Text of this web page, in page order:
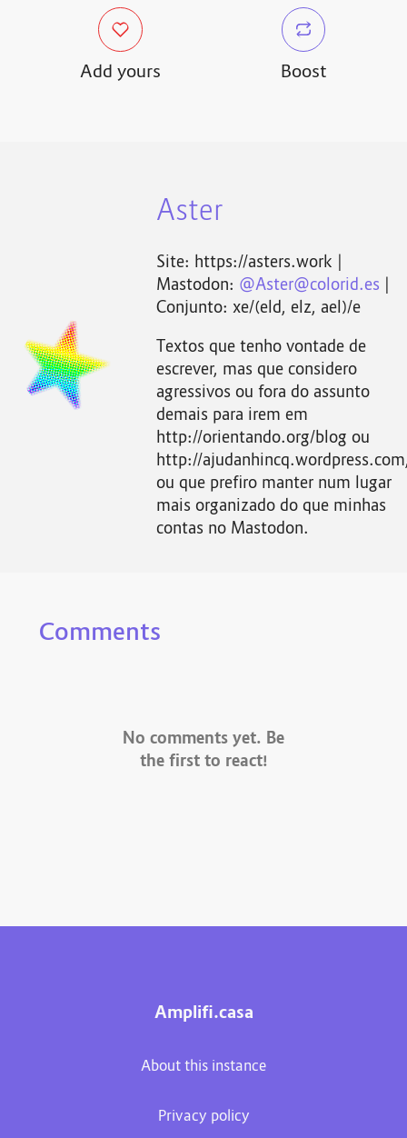
Add yours Boost
Aster
Site: https://asters.work |
Mastodon: @Aster@colorid.es
Conjunto: xe/(eld, elz, ael)/e
Textos que tenho vontade de
escrever, mas que considero
agressivos ou fora do assunto
demais para irem em
http://orientando.org/blog ou
http://
ou que prefiro manter num lugar
mais organizado do que minhas
contas no Mastodon.
Comments
No comments yet. Be
the first to react!
Amplifi.casa
About this instance
Privacy policy